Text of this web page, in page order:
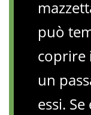
può
coprire
un
essi.